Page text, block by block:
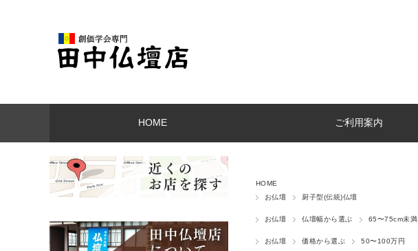
HOME ご利用案内
HOME
お仏壇
厨子型(伝統)仏壇
お仏壇 仏壇幅から選ぶ 65〜75cm未満
お仏壇 価格から選ぶ 50〜100万円